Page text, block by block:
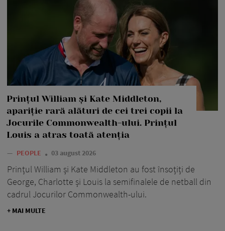
Prințul William și Kate Middleton,
apariție rară alături de cei trei copii la
Jocurile Commonwealth-ului. Prințul
Louis a atras toată atenția
— PEOPLE 03 august 2026
Prințul William și Kate Middleton au fost însoțiți de
George, Charlotte și Louis la semifinalele de netball din
cadrul Jocurilor Commonwealth-ului.
+ MAI MULTE